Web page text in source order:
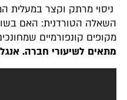
ניסוי מרתק וקצר במעלית
השאלה הטורדנית: האם
מקופים קונפורמיים
מתאים לשיעורי חברה.